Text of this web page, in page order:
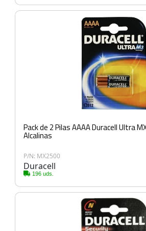
Pack de 2 Pilas AAAA Duracell Ultra
Alcalinas
P/N: MX2500
Duracell
196 uds.